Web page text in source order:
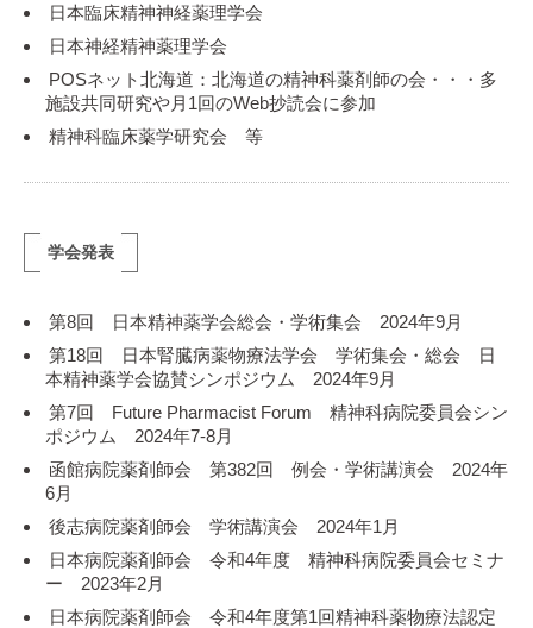
日本臨床精神神経薬理学会
日本神経精神薬理学会
POSネット北海道：北海道の精神科薬剤師の会・・・多
施設共同研究や月1回のWeb抄読会に参加
精神科臨床薬学研究会 等
学会発表
第8回 日本精神薬学会総会・学術集会 2024年9月
第18回 日本腎臓病薬物療法学会 学術集会・総会 日
本精神薬学会協賛シンポジウム 2024年9月
第7回 Future Pharmacist Forum 精神科病院委員会シン
ポジウム 2024年7-8月
函館病院薬剤師会 第382回 例会・学術講演会 2024年
6月
後志病院薬剤師会 学術講演会 2024年1月
日本病院薬剤師会 令和4年度 精神科病院委員会セミナ
ー 2023年2月
日本病院薬剤師会 令和4年度第1回精神科薬物療法認定